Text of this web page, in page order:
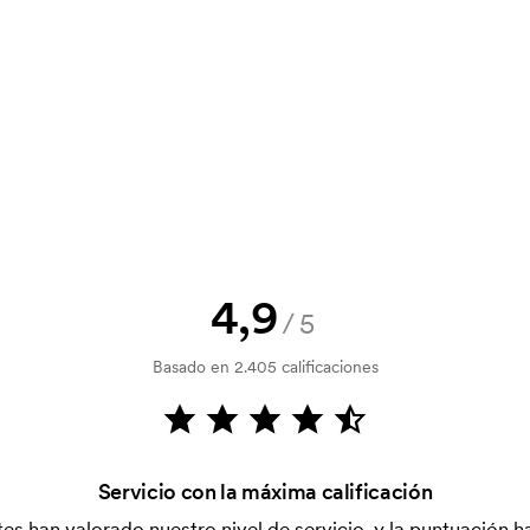
Ese coste inicial es una tarifa
El coste inicial no se elimina al
4,9/5
Basado en 2.405 calificaciones
Servicio con la máxima calificación